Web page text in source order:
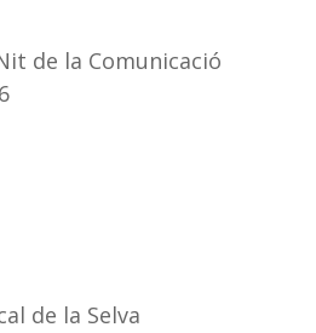
de la Comunicació
de la Selva